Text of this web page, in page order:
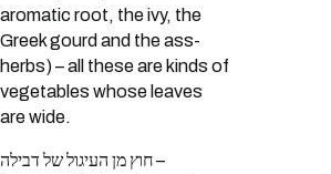
aromatic root, the ivy, the
Greek gourd and the ass-
herbs) – all these are kinds of
vegetables whose leaves
are wide.
חוץ מן העיגול של דבילה –